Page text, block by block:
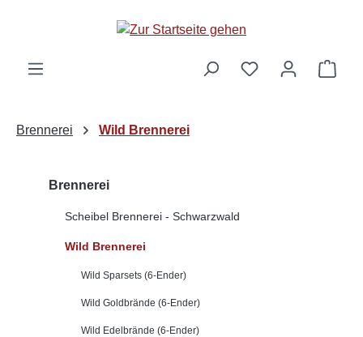
Brennerei Wild Brennerei
Brennerei
Scheibel Brennerei - Schwarzwald
Wild Brennerei
Wild Sparsets (6-Ender)
Wild Goldbrände (6-Ender)
Wild Edelbrände (6-Ender)